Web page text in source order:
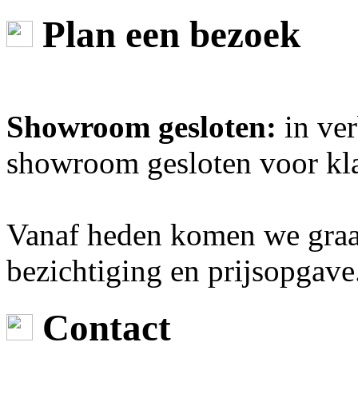
Plan een bezoek
Showroom gesloten: in
showroom gesloten voor
Vanaf heden komen we
bezichtiging en
Contact